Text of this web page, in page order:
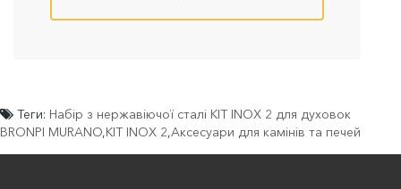
Теги: Набір з нержавіючої сталі KIT INOX 2 для духовок
BRONPI MURANO,KIT INOX 2,Аксесуари для камінів та печей